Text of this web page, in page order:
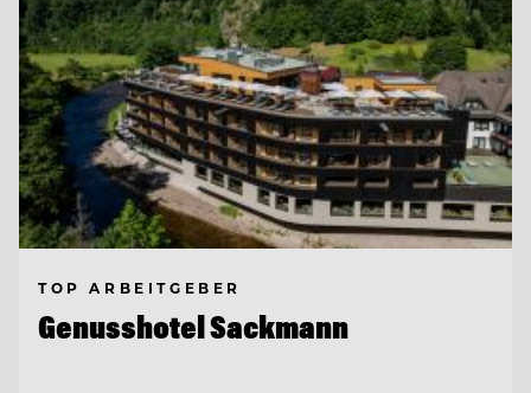
TOP ARBEITGEBER
Genusshotel Sackmann